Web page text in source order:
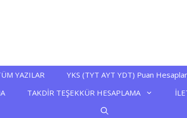
YAZILAR YKS (TYT AYT YDT) Puan
TAKDİR TEŞEKKÜR HESAPLAMA